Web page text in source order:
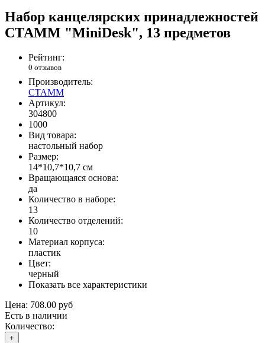
Набор канцелярских принадлежностей
СТАММ "MiniDesk", 13 предметов
Рейтинг:
0 отзывов
Производитель:
СТАММ
Артикул:
304800
1000
Вид товара:
настольный набор
Размер:
14*10,7*10,7 см
Вращающаяся основа:
да
Количество в наборе:
13
Количество отделений:
10
Материал корпуса:
пластик
Цвет:
черный
Показать все характеристики
Цена: 708.00 руб
Есть в наличии
Количество:
+